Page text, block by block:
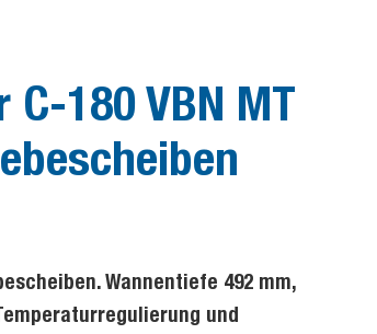
180 VBN MT
Wannentiefe 492 mm,
und